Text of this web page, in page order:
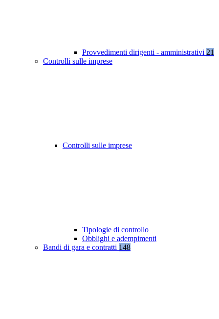
Provvedimenti dirigenti - amministrativi 21
Controlli sulle imprese
Controlli sulle imprese
Tipologie di controllo
Obblighi e adempimenti
Bandi di gara e contratti 148